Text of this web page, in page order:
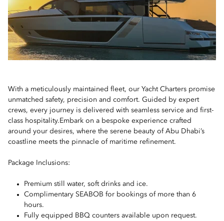
With a meticulously maintained fleet, our Yacht Charters promise
unmatched safety, precision and comfort. Guided by expert
crews, every journey is delivered with seamless service and first-
class hospitality.Embark on a bespoke experience crafted
around your desires, where the serene beauty of Abu Dhabi’s
coastline meets the pinnacle of maritime refinement.
Package Inclusions:
Premium still water, soft drinks and ice.
Complimentary SEABOB for bookings of more than 6
hours.
Fully equipped BBQ counters available upon request.